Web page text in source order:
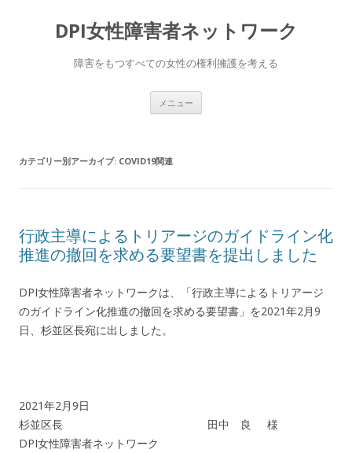
DPI女性障害者ネットワーク
障害をもつすべての女性の権利擁護を考える
メニュー
カテゴリー別アーカイブ: COVID19関連
行政主導によるトリアージのガイドライン化
推進の撤回を求める要望書を提出しました
DPI女性障害者ネットワークは、「行政主導によるトリアージ
のガイドライン化推進の撤回を求める要望書」を2021年2月9
日、杉並区長宛に出しました。
2021年2月9日
杉並区長 田中 良 様
DPI女性障害者ネットワーク